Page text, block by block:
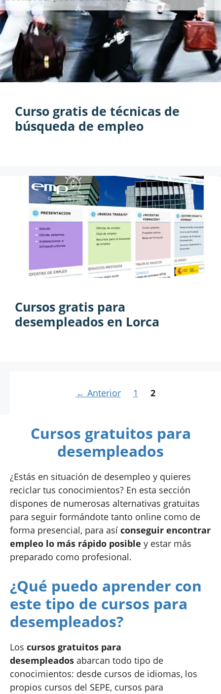
Curso gratis de técnicas de
búsqueda de empleo
Cursos gratis para
desempleados en Lorca
← Anterior Página
1 Página
2
Cursos gratuitos para
desempleados
¿Estás en situación de desempleo y quieres
reciclar tus conocimientos? En esta sección
dispones de numerosas alternativas gratuitas
para seguir formándote tanto online como de
forma presencial, para así conseguir encontrar
empleo lo más rápido posible y estar más
preparado como profesional.
¿Qué puedo aprender con
este tipo de cursos para
desempleados?
Los cursos gratuitos para
desempleados abarcan todo tipo de
conocimientos: desde cursos de idiomas, los
propios cursos del SEPE, cursos para